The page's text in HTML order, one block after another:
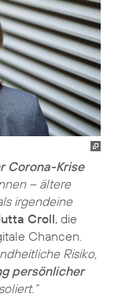
Corona-Krise
– ältere
irgendeine
Croll, die
Chancen.
Risiko,
persönlicher